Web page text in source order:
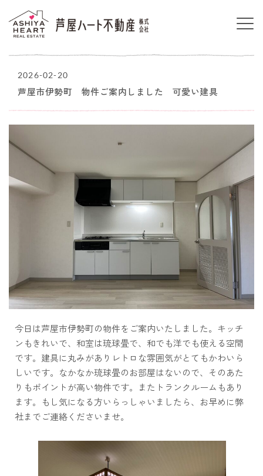
2026-02-20
芦屋市伊勢町 物件ご案内しました 可愛い建具
今日は芦屋市伊勢町の物件をご案内いたしました。キッチ
ンもきれいで、和室は琉球畳で、和でも洋でも使える空間
です。建具に丸みがありレトロな雰囲気がとてもかわいら
しいです。なかなか琉球畳のお部屋はないので、そのあた
りもポイントが高い物件です。またトランクルームもあり
ます。もし気になる方いらっしゃいましたら、お早めに弊
社までご連絡くださいませ。